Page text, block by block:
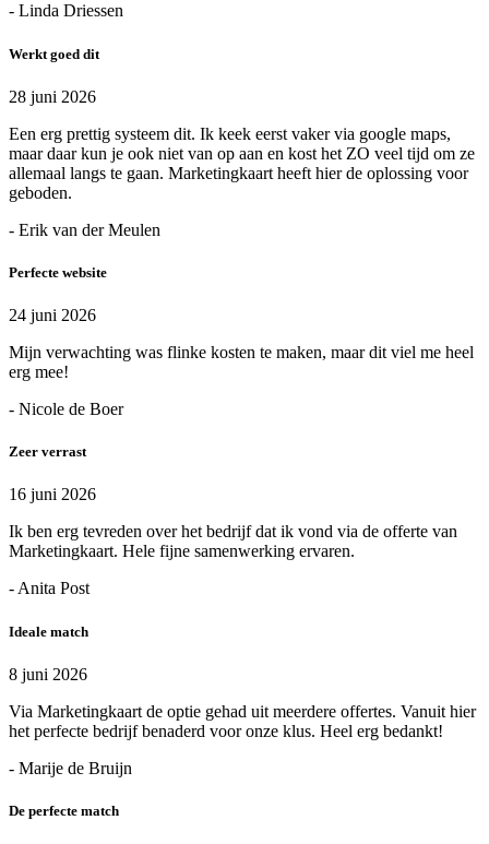
- Linda Driessen
Werkt goed dit
28 juni 2026
Een erg prettig systeem dit. Ik keek eerst vaker via google maps,
maar daar kun je ook niet van op aan en kost het ZO veel tijd om ze
allemaal langs te gaan. Marketingkaart heeft hier de oplossing voor
geboden.
- Erik van der Meulen
Perfecte website
24 juni 2026
Mijn verwachting was flinke kosten te maken, maar dit viel me heel
erg mee!
- Nicole de Boer
Zeer verrast
16 juni 2026
Ik ben erg tevreden over het bedrijf dat ik vond via de offerte van
Marketingkaart. Hele fijne samenwerking ervaren.
- Anita Post
Ideale match
8 juni 2026
Via Marketingkaart de optie gehad uit meerdere offertes. Vanuit hier
het perfecte bedrijf benaderd voor onze klus. Heel erg bedankt!
- Marije de Bruijn
De perfecte match